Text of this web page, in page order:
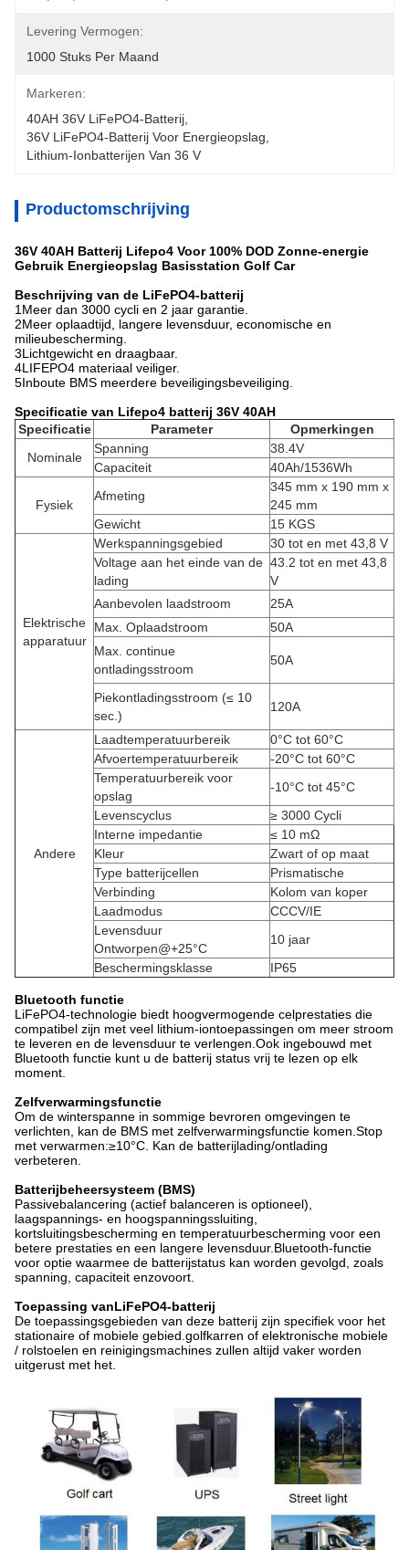
Levering Vermogen:
1000 Stuks Per Maand
Markeren:
40AH 36V LiFePO4-Batterij
36V LiFePO4-Batterij Voor Energieopslag
Lithium-Ionbatterijen Van 36 V
Productomschrijving
36V 40AH Batterij Lifepo4 Voor 100% DOD Zonne-energie
Gebruik Energieopslag Basisstation Golf Car
Beschrijving van de LiFePO4-batterij
1Meer dan 3000 cycli en 2 jaar garantie.
2Meer oplaadtijd, langere levensduur, economische en
milieubescherming.
3Lichtgewicht en draagbaar.
4LIFEPO4 materiaal veiliger.
5Inboute BMS meerdere beveiligingsbeveiliging.
Specificatie van Lifepo4 batterij 36V 40AH
Specificatie
Parameter
Opmerkingen
Nominale
Spanning
38.4V
Capaciteit
40Ah/1536Wh
Fysiek
Afmeting
345 mm x 190 mm x
245 mm
Gewicht
15 KGS
Elektrische
apparatuur
Werkspanningsgebied
30 tot en met 43,8 V
Voltage aan het einde van de
lading
43.2 tot en met 43,8
V
Aanbevolen laadstroom
25A
Max. Oplaadstroom
50A
Max. continue
ontladingsstroom
50A
Piekontladingsstroom (≤ 10
sec.)
120A
Andere
Laadtemperatuurbereik
0°C tot 60°C
Afvoertemperatuurbereik
-20°C tot 60°C
Temperatuurbereik voor
opslag
-10°C tot 45°C
Levenscyclus
≥ 3000 Cycli
Interne impedantie
≤ 10 mΩ
Kleur
Zwart of op maat
Type batterijcellen
Prismatische
Verbinding
Kolom van koper
Laadmodus
CCCV/IE
Levensduur
Ontworpen@+25°C
10 jaar
Beschermingsklasse
IP65
Bluetooth functie
LiFePO4-technologie biedt hoogvermogende celprestaties die
compatibel zijn met veel lithium-iontoepassingen om meer stroom
te leveren en de levensduur te verlengen.Ook ingebouwd met
Bluetooth functie kunt u de batterij status vrij te lezen op elk
moment.
Zelfverwarmingsfunctie
Om de winterspanne in sommige bevroren omgevingen te
verlichten, kan de BMS met zelfverwarmingsfunctie komen.Stop
met verwarmen:≥10°C. Kan de batterijlading/ontlading
verbeteren.
Batterijbeheersysteem (BMS)
Passivebalancering (actief balanceren is optioneel),
laagspannings- en hoogspanningssluiting,
kortsluitingsbescherming en temperatuurbescherming voor een
betere prestaties en een langere levensduur.Bluetooth-functie
voor optie waarmee de batterijstatus kan worden gevolgd, zoals
spanning, capaciteit enzovoort.
Toepassing vanLiFePO4-batterij
De toepassingsgebieden van deze batterij zijn specifiek voor het
stationaire of mobiele gebied.golfkarren of elektronische mobiele
/ rolstoelen en reinigingsmachines zullen altijd vaker worden
uitgerust met het.